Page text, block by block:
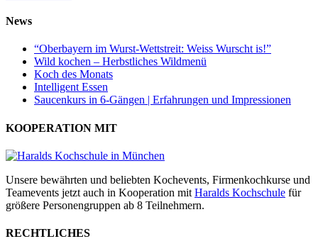
News
“Oberbayern im Wurst-Wettstreit: Weiss Wurscht is!”
Wild kochen – Herbstliches Wildmenü
Koch des Monats
Intelligent Essen
Saucenkurs in 6-Gängen | Erfahrungen und Impressionen
KOOPERATION MIT
Unsere bewährten und beliebten Kochevents, Firmenkochkurse und
Teamevents jetzt auch in Kooperation mit Haralds Kochschule für
größere Personengruppen ab 8 Teilnehmern.
RECHTLICHES